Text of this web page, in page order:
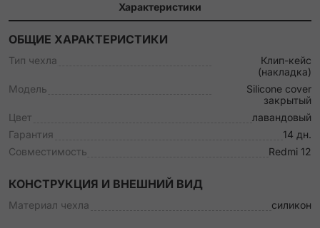
Характеристики
ОБЩИЕ ХАРАКТЕРИСТИКИ
Тип чехла
Клип-кейс
(накладка)
Модель
Silicone cover
закрытый
Цвет
лавандовый
Гарантия
14 дн.
Совместимость
Redmi 12
КОНСТРУКЦИЯ И ВНЕШНИЙ ВИД
Материал чехла силикон